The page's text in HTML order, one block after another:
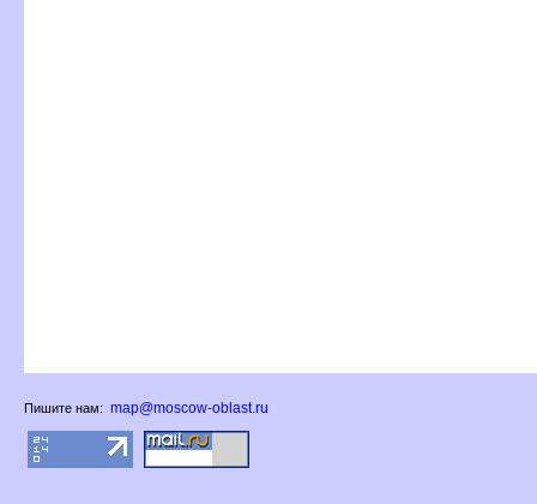
Пишите нам: map@moscow-oblast.ru